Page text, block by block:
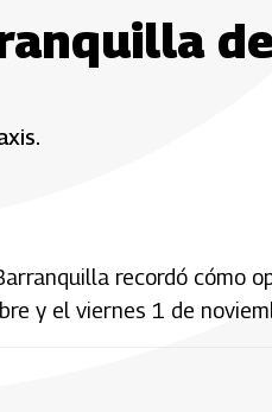
recordó cómo
y el viernes 1 de